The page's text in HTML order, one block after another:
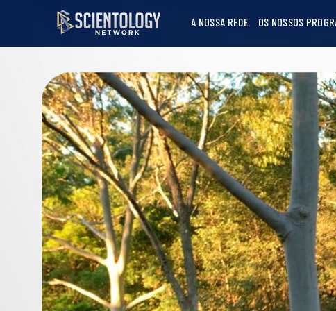
A NOSSA REDE OS NOSSOS